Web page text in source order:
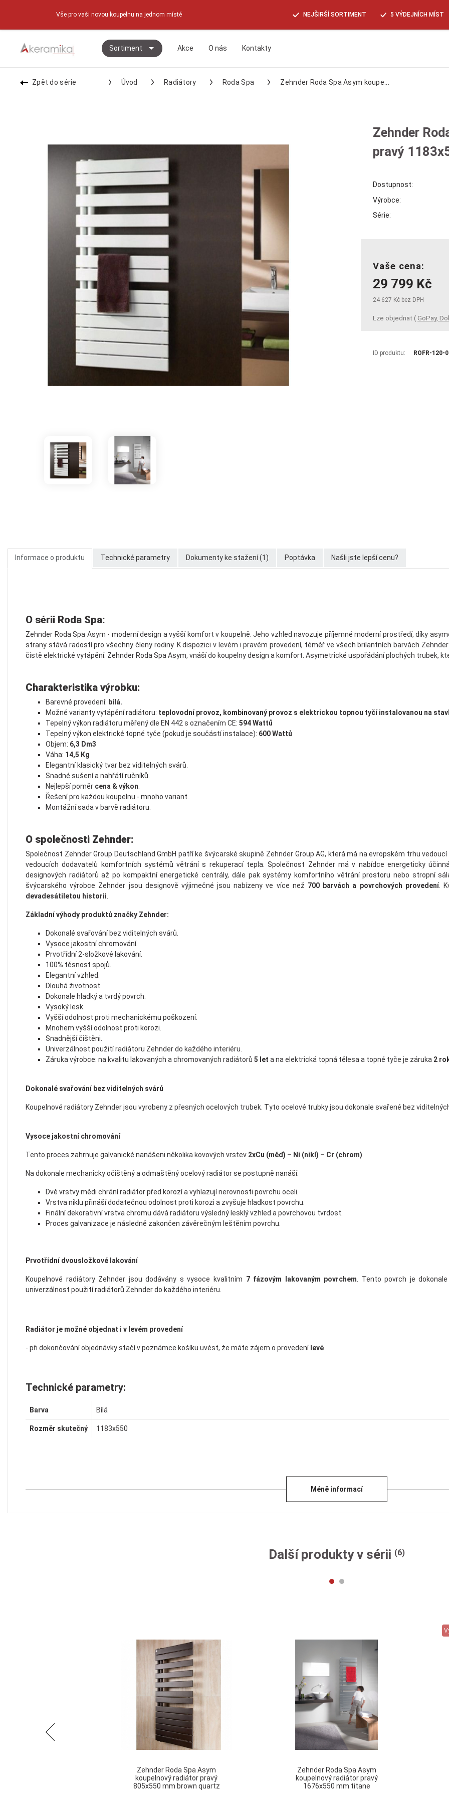
Vše pro vaši novou koupelnu na jednom místě NEJŠIRŠÍ SORTIMENT 5 VÝDEJNÍCH MÍST
Sortiment Akce O nás Kontakty
Zpět do série Úvod Radiátory Roda Spa Zehnder Roda Spa Asym koupe...
Zehnder
pravý
Dostupnost:
Výrobce:
Série:
Vaše cena:
29 799 Kč
24 627 Kč bez DPH
Lze objednat ( GoPay,
ID produktu: ROFR-120-
Informace o produktu Technické parametry Dokumenty ke stažení (1) Poptávka Našli jste lepší cenu?
O sérii Roda Spa:
Zehnder Roda Spa Asym - moderní design a vyšší komfort v koupelně. Jeho vzhled navozuje příjemné moderní prostředí, díky
strany stává radostí pro všechny členy rodiny. K dispozici v levém i pravém provedení, téměř ve všech brilantních barvách
čistě elektrické vytápění. Zehnder Roda Spa Asym, vnáší do koupelny design a komfort. Asymetrické uspořádání plochých trubek,
Charakteristika výrobku:
Barevné provedení: bílá.
Možné varianty vytápění radiátoru: teplovodní provoz, kombinovaný provoz s elektrickou topnou tyčí instalovanou na
Tepelný výkon radiátoru měřený dle EN 442 s označením CE: 594 Wattů
Tepelný výkon elektrické topné tyče (pokud je součástí instalace): 600 Wattů
Objem: 6,3 Dm3
Váha: 14,5 Kg
Elegantní klasický tvar bez viditelných svárů.
Snadné sušení a nahřátí ručníků.
Nejlepší poměr cena & výkon.
Řešení pro každou koupelnu - mnoho variant.
Montážní sada v barvě radiátoru.
O společnosti Zehnder:
Společnost Zehnder Group Deutschland GmbH patří ke švýcarské skupině Zehnder Group AG, která má na evropském trhu
vedoucích dodavatelů komfortních systémů větrání s rekuperací tepla. Společnost Zehnder má v nabídce energeticky
designových radiátorů až po kompaktní energetické centrály, dále pak systémy komfortního větrání prostoru nebo stropní
švýcarského výrobce Zehnder jsou designově výjimečné jsou nabízeny ve více než 700 barvách a povrchových provedení.
devadesátiletou historii.
Základní výhody produktů značky Zehnder:
Dokonalé svařování bez viditelných svárů.
Vysoce jakostní chromování.
Prvotřídní 2-složkové lakování.
100% těsnost spojů.
Elegantní vzhled.
Dlouhá životnost.
Dokonale hladký a tvrdý povrch.
Vysoký lesk.
Vyšší odolnost proti mechanickému poškození.
Mnohem vyšší odolnost proti korozi.
Snadnější čištěni.
Univerzálnost použití radiátoru Zehnder do každého interiéru.
Záruka výrobce: na kvalitu lakovaných a chromovaných radiátorů 5 let a na elektrická topná tělesa a topné tyče je záruka 2
Dokonalé svařování bez viditelných svárů
Koupelnové radiátory Zehnder jsou vyrobeny z přesných ocelových trubek. Tyto ocelové trubky jsou dokonale svařené bez
Vysoce jakostní chromování
Tento proces zahrnuje galvanické nanášeni několika kovových vrstev 2xCu (měď) – Ni (nikl) – Cr (chrom)
Na dokonale mechanicky očištěný a odmaštěný ocelový radiátor se postupně nanáší:
Dvě vrstvy mědi chrání radiátor před korozí a vyhlazují nerovnosti povrchu oceli.
Vrstva niklu přináší dodatečnou odolnost proti korozi a zvyšuje hladkost povrchu.
Finální dekorativní vrstva chromu dává radiátoru výsledný lesklý vzhled a povrchovou tvrdost.
Proces galvanizace je následně zakončen závěrečným leštěním povrchu.
Prvotřídní dvousložkové lakování
Koupelnové radiátory Zehnder jsou dodávány s vysoce kvalitním 7 fázovým lakovaným povrchem. Tento povrch je
univerzálnost použití radiátorů Zehnder do každého interiéru.
Radiátor je možné objednat i v levém provedení
- při dokončování objednávky stačí v poznámce košíku uvést, že máte zájem o provedení levé
Technické parametry:
Barva Bílá
Rozměr skutečný 1183x550
Méně informací
Další produkty v sérii (6)
Zehnder Roda Spa Asym
koupelnový radiátor pravý
805x550 mm brown quartz
Zehnder Roda Spa Asym
koupelnový radiátor pravý
1676x550 mm titane